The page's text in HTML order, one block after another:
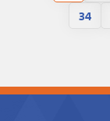
34